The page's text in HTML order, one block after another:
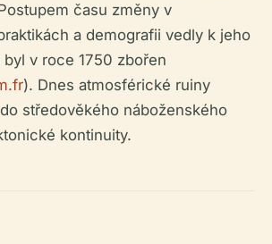
času změny v
a demografii vedly k jeho
v roce 1750 zbořen
). Dnes atmosférické ruiny
středověkého náboženského
kontinuity.